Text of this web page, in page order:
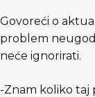
Govoreći o
problem
neće ignorirati.
-Znam koliko taj